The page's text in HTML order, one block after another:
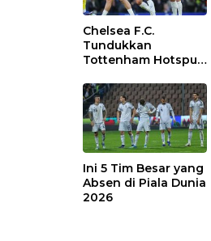
Chelsea F.C.
Tundukkan
Tottenham Hotspur
Bridge
Ini 5 Tim Besar yang
Absen di Piala Dunia
2026